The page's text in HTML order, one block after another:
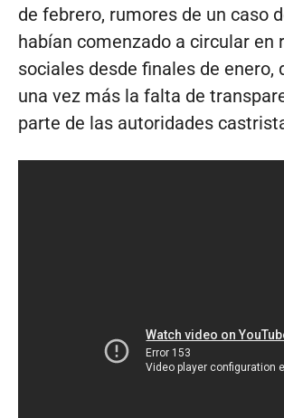
de febrero, rumores de un caso
habían comenzado a circular en
sociales desde finales de enero,
una vez más la falta de
parte de las autoridades